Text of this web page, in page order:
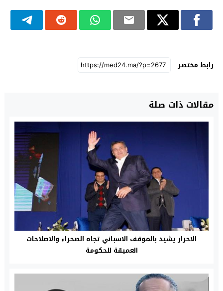
رابط مختصر
مقالات ذات صلة
الاحرار يشيد بالموقف الاسباني تجاه الصحراء والاصلاحات
العميقة للحكومة